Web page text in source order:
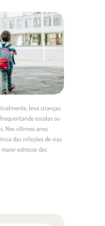
leva crianças
escolas ou
Nos últimos anos
das infeções de vias
estresse das